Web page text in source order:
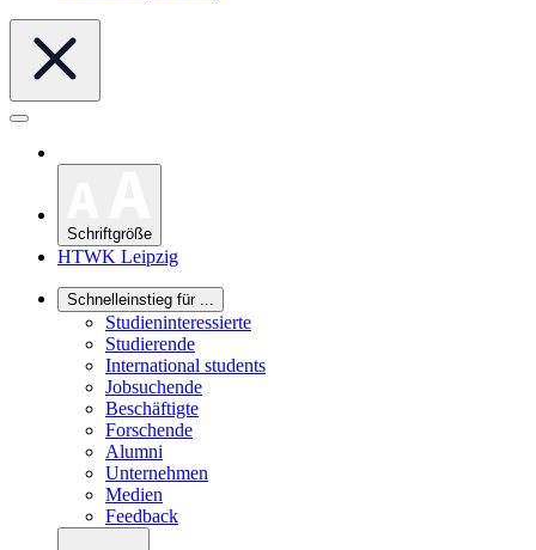
Schriftgröße
HTWK Leipzig
Schnelleinstieg für ...
Studieninteressierte
Studierende
International students
Jobsuchende
Beschäftigte
Forschende
Alumni
Unternehmen
Medien
Feedback